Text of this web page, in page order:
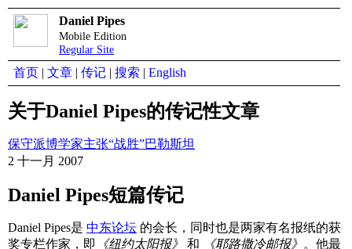
Daniel Pipes
Mobile Edition
Regular Site
首页 | 文章 | 传记 | 搜索 | English
关于Daniel Pipes的传记性文章
保守派博学家主张“战胜”巴勒斯坦
2 十一月 2007
Daniel Pipes短篇传记
Daniel Pipes是 中东论坛 的会长，同时也是两家有名报纸的获
奖专栏作家，即
《纽约太阳报》 和 《耶路撒冷邮报》 。他最